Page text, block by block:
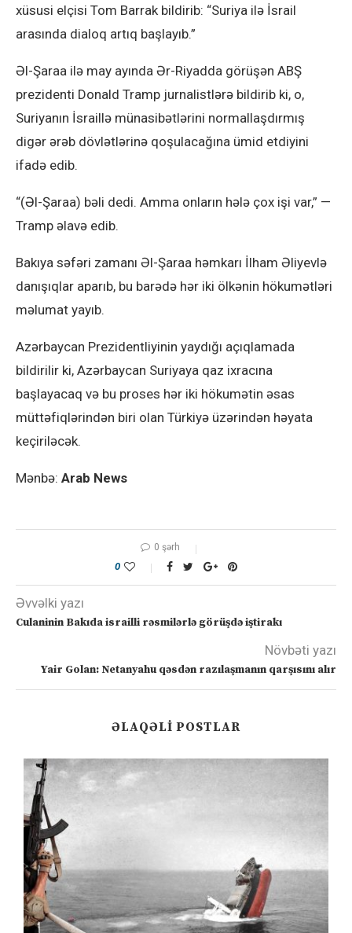
xüsusi elçisi Tom Barrak bildirib: “Suriya ilə İsrail
arasında dialoq artıq başlayıb.”
Əl-Şaraa ilə may ayında Ər-Riyadda görüşən ABŞ
prezidenti Donald Tramp jurnalistlərə bildirib ki, o,
Suriyanın İsraillə münasibətlərini normallaşdırmış
digər ərəb dövlətlərinə qoşulacağına ümid etdiyini
ifadə edib.
“(Əl-Şaraa) bəli dedi. Amma onların hələ çox işi var,” —
Tramp əlavə edib.
Bakıya səfəri zamanı Əl-Şaraa həmkarı İlham Əliyevlə
danışıqlar aparıb, bu barədə hər iki ölkənin hökumətləri
məlumat yayıb.
Azərbaycan Prezidentliyinin yaydığı açıqlamada
bildirilir ki, Azərbaycan Suriyaya qaz ixracına
başlayacaq və bu proses hər iki hökumətin əsas
müttəfiqlərindən biri olan Türkiyə üzərindən həyata
keçiriləcək.
Mənbə: Arab News
0 şərh
0
Əvvəlki yazı
Culaninin Bakıda israilli rəsmilərlə görüşdə iştirakı
Növbəti yazı
Yair Golan: Netanyahu qəsdən razılaşmanın qarşısını alır
ƏLAQƏLI POSTLAR